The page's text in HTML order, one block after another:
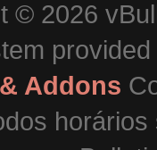
© 2026
Addons